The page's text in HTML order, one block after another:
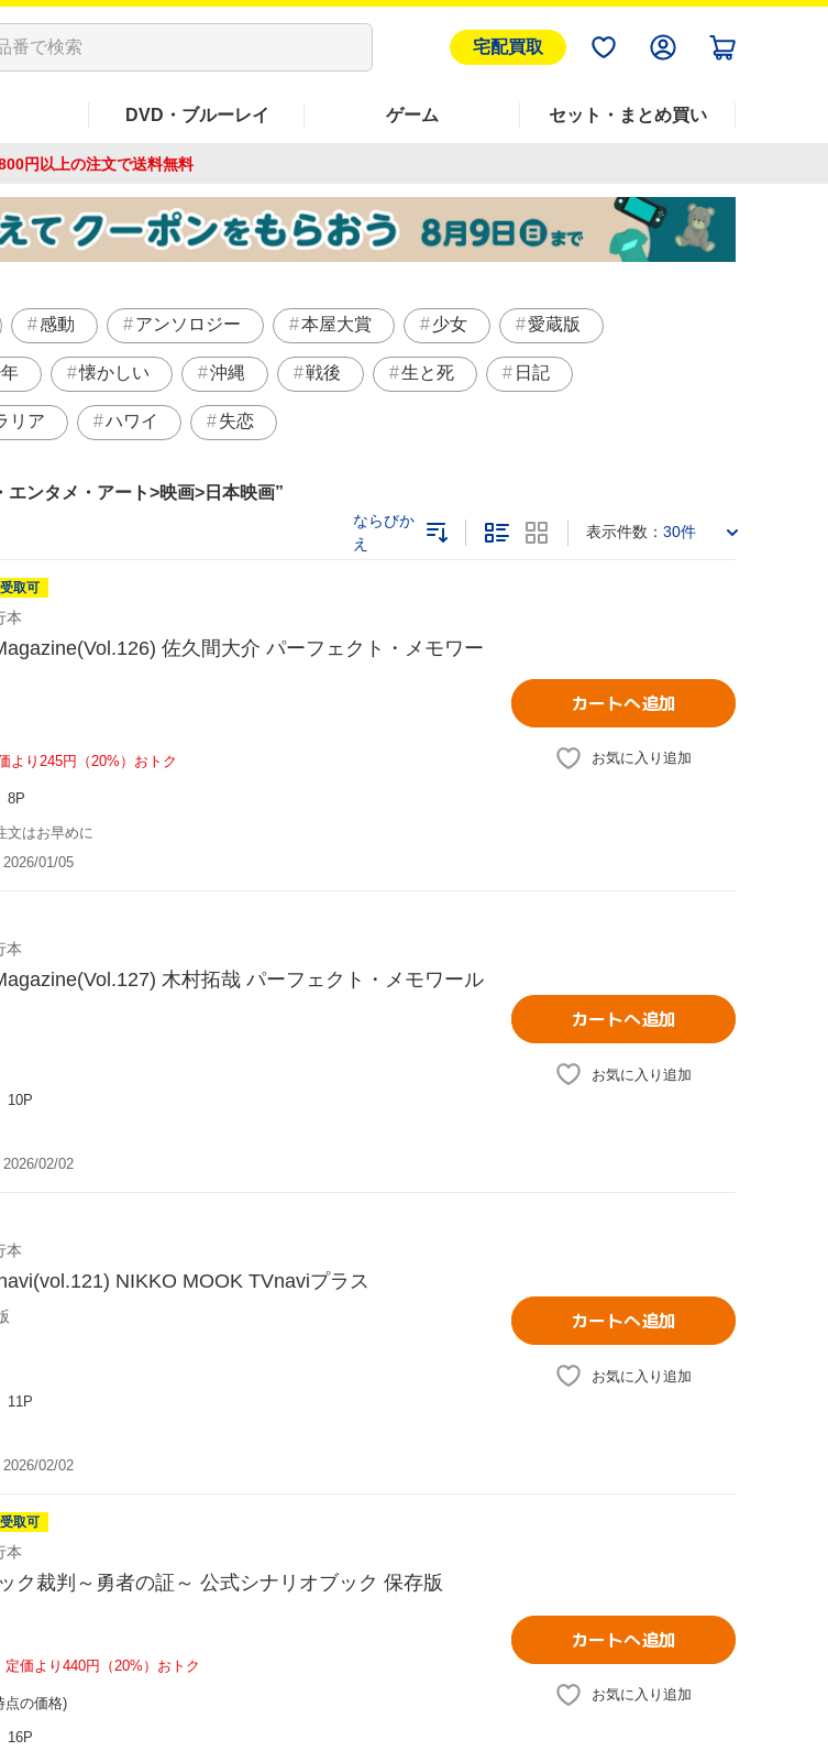
宅配買取
DVD・ブルーレイ ゲーム セット・まとめ買い
円以上の注文で送料無料
感動 アンソロジー 本屋大賞 少女 愛蔵版
懐かしい 沖縄 戦後 生と死 日記
リア ハワイ 失恋
エンタメ・アート>映画>日本映画
ならびか
え
表示件数： 30件
取可
本
佐久間大介 パーフェクト・メモワー
より245円（20%）おトク
8P
文はお早めに
01/05
カートへ追加
お気に入り追加
本
木村拓哉 パーフェクト・メモワール
10P
02/02
カートへ追加
お気に入り追加
本
NIKKO MOOK TVnaviプラス
11P
02/02
カートへ追加
お気に入り追加
取可
本
ク裁判～勇者の証～ 公式シナリオブック 保存版
定価より440円（20%）おトク
点の価格)
16P
カートへ追加
お気に入り追加